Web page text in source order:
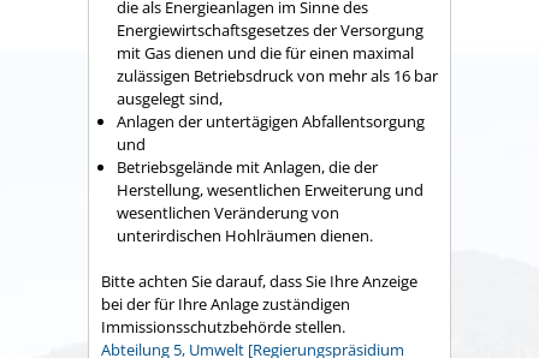
die als Energieanlagen im Sinne des
Energiewirtschaftsgesetzes der Versorgung
mit Gas dienen und die für einen maximal
zulässigen Betriebsdruck von mehr als 16 bar
ausgelegt sind,
Anlagen der untertägigen Abfallentsorgung
und
Betriebsgelände mit Anlagen, die der
Herstellung, wesentlichen Erweiterung und
wesentlichen Veränderung von
unterirdischen Hohlräumen dienen.
Bitte achten Sie darauf, dass Sie Ihre Anzeige
bei der für Ihre Anlage zuständigen
Immissionsschutzbehörde stellen.
Abteilung 5, Umwelt [Regierungspräsidium